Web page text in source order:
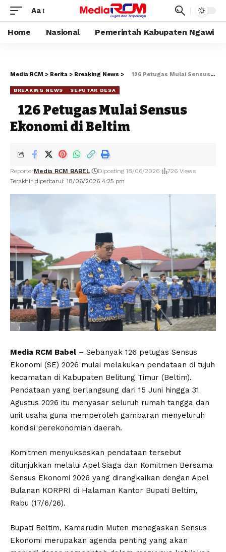
Aa
Home Nasional Pemerintah Kabupaten Ngawi
Media RCM > Berita > Breaking News > 126 Petugas Mulai Sensus Ekonomi di Beltim
BREAKING NEWS SEPUTAR DESA
126 Petugas Mulai Sensus
Ekonomi di Beltim
Terakhir diperbarui: 18/06/2026 4:25 pm
ReporterMedia RCM BABEL Diposting 18/06/2026 726 Views
Media RCM Babel – Sebanyak 126 petugas Sensus
Ekonomi (SE) 2026 mulai melakukan pendataan di tujuh
kecamatan di Kabupaten Belitung Timur (Beltim).
Pendataan yang berlangsung dari 15 Juni hingga 31
Agustus 2026 itu menyasar seluruh rumah tangga dan
unit usaha guna memperoleh gambaran menyeluruh
kondisi perekonomian daerah.
Komitmen menyukseskan pendataan tersebut
ditunjukkan melalui Apel Siaga dan Komitmen Bersama
Sensus Ekonomi 2026 yang dirangkaikan dengan Apel
Bulanan KORPRI di Halaman Kantor Bupati Beltim,
Rabu (17/6/26).
Bupati Beltim, Kamarudin Muten menegaskan Sensus
Ekonomi merupakan agenda penting yang akan